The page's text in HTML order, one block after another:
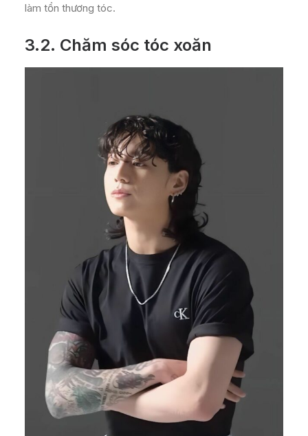
làm tổn thương tóc.
3.2. Chăm sóc tóc xoăn